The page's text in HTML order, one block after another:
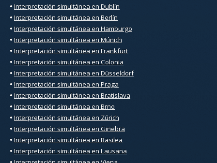
• Interpretación simultánea en Dublín
• Interpretación simultánea en Berlín
• Interpretación simultánea en Hamburgo
• Interpretación simultánea en Múnich
• Interpretación simultánea en Frankfurt
• Interpretación simultánea en Colonia
• Interpretación simultánea en Düsseldorf
• Interpretación simultánea en Praga
• Interpretación simultánea en Bratislava
• Interpretación simultánea en Brno
• Interpretación simultánea en Zúrich
• Interpretación simultánea en Ginebra
• Interpretación simultánea en Basilea
• Interpretación simultánea en Lausana